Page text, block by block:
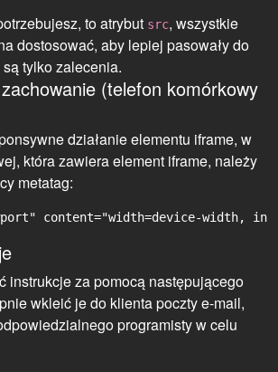
to atrybut src, wszystkie
dostosować, aby lepiej pasowały do
są tylko zalecenia.
(telefon komórkowy
działanie elementu iframe, w
która zawiera element iframe, należy
metatag:
content="width=device-width,
instrukcje za pomocą następującego
wkleić je do klienta poczty e-mail,
programisty w celu